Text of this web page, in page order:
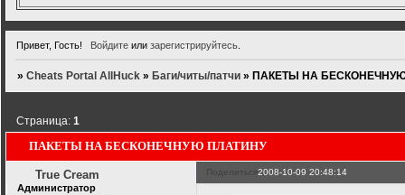
Привет, Гость! Войдитеили зарегистрируйтесь.
»Cheats Portal AllHuck » Баги/читы/патчи » ПАКЕТЫ НА
ПАКЕТЫ НА БЕСКОНЕЧНУЮ ПЛАТИНУ
Страница:1
Поделиться2008-10-09 20:48:14
True Cream
Администратор